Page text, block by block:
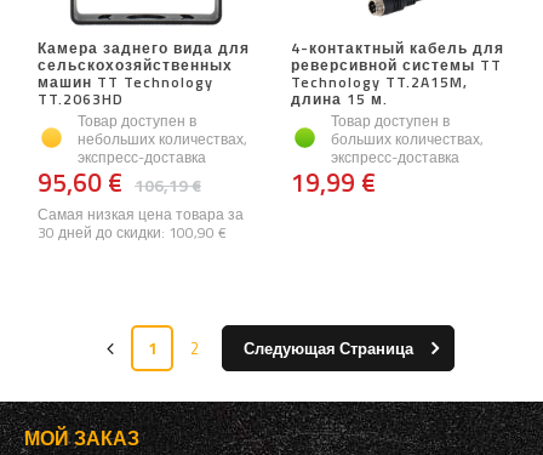
Камера заднего вида для
сельскохозяйственных
машин TT Technology
TT.2063HD
Товар доступен в
небольших количествах,
экспресс-доставка
106,19 €
95,60 €
Самая низкая цена товара за
30 дней до скидки: 100,90 €
4-контактный кабель для
реверсивной системы TT
Technology TT.2A15M,
длина 15 м.
Товар доступен в
больших количествах,
экспресс-доставка
19,99 €
1 2 Следующая Страница
МОЙ ЗАКАЗ